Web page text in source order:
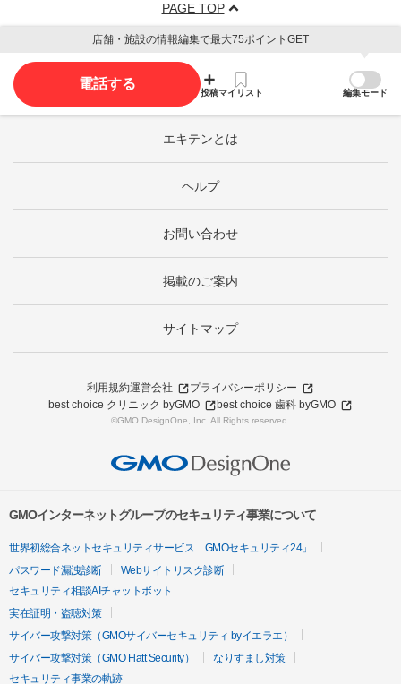
PAGE TOP
店舗・施設の情報編集で最大75ポイントGET
電話する
投稿マイリスト 編集モード
エキテンとは
ヘルプ
お問い合わせ
掲載のご案内
サイトマップ
利用規約運営会社
プライバシーポリシー
best choice クリニック byGMO
best choice 歯科 byGMO
©GMO DesignOne, Inc. All Rights reserved.
GMOインターネットグループのセキュリティ事業について
世界初総合ネットセキュリティサービス「GMOセキュリティ24」
パスワード漏洩診断
Webサイトリスク診断
セキュリティ相談AIチャットボット
実在証明・盗聴対策
サイバー攻撃対策（GMOサイバーセキュリティ byイエラエ）
サイバー攻撃対策（GMO Flatt Security）
なりすまし対策
セキュリティ事業の軌跡